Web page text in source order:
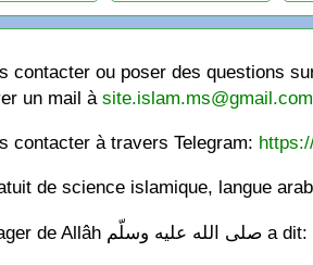
contacter ou poser des questions
un mail à site.islam.ms@gmail.com
contacter à travers Telegram:
de science islamique, langue
Le Messager de Allâh صلى الله عليه وسلّم a dit: